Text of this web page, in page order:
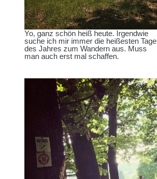
Yo, ganz schön heiß heute. Irgendwie
suche ich mir immer die heißesten Tage
des Jahres zum Wandern aus. Muss
man auch erst mal schaffen.